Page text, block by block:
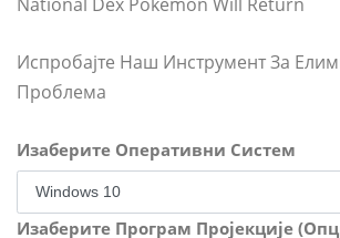
Испробајте Наш Инструмент За
Проблема
Изаберите Оперативни Систем
Изаберите Програм Пројекције